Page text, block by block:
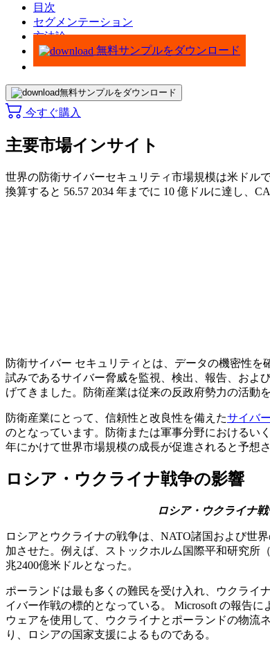
目次
セグメンテーション
方法論
無料サンプルをダウンロード
無料サンプルをダウンロード
今すぐ購入
主要市場インサイト
世界の防衛サイバーセキュリティ市場規模は米ドル
換算すると 56.57 2034 年までに 10 億ドルに達し、
防衛サイバー セキュリティとは、データの機密性
試みであるサイバー脅威を監視、検出、報告、およ
げてきました。防衛産業は従来の反政府勢力の活動
防衛産業にとって、信頼性と改良性を備えたサイバ
のとなっています。防衛または軍事分野におけるい
年にかけて世界市場規模の成長が促進されると予想さ
ロシア・ウクライナ戦争の影響
ロシア・ウクライナ
ロシアとウクライナの戦争は、NATO諸国および世
加させた。例えば、ストックホルム国際平和研究所
兆2400億米ドルとなった。
ポーランドは最も多くの難民を受け入れ、ウクライ
イバー作戦の標的となっている。 Microsoft の報告に
ウェアを使用して、ウクライナとポーランドの物流
り、ロシアの国家支援によるものである。